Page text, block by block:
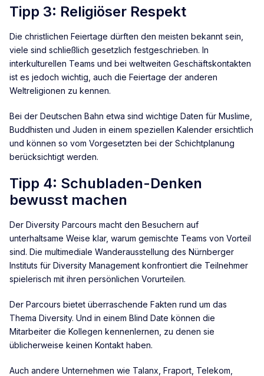
Tipp 3: Religiöser Respekt
Die christlichen Feiertage dürften den meisten bekannt sein,
viele sind schließlich gesetzlich festgeschrieben. In
interkulturellen Teams und bei weltweiten Geschäftskontakten
ist es jedoch wichtig, auch die Feiertage der anderen
Weltreligionen zu kennen.
Bei der Deutschen Bahn etwa sind wichtige Daten für Muslime,
Buddhisten und Juden in einem speziellen Kalender ersichtlich
und können so vom Vorgesetzten bei der Schichtplanung
berücksichtigt werden.
Tipp 4: Schubladen-Denken
bewusst machen
Der Diversity Parcours macht den Besuchern auf
unterhaltsame Weise klar, warum gemischte Teams von Vorteil
sind. Die multimediale Wanderausstellung des Nürnberger
Instituts für Diversity Management konfrontiert die Teilnehmer
spielerisch mit ihren persönlichen Vorurteilen.
Der Parcours bietet überraschende Fakten rund um das
Thema Diversity. Und in einem Blind Date können die
Mitarbeiter die Kollegen kennenlernen, zu denen sie
üblicherweise keinen Kontakt haben.
Auch andere Unternehmen wie Talanx, Fraport, Telekom,